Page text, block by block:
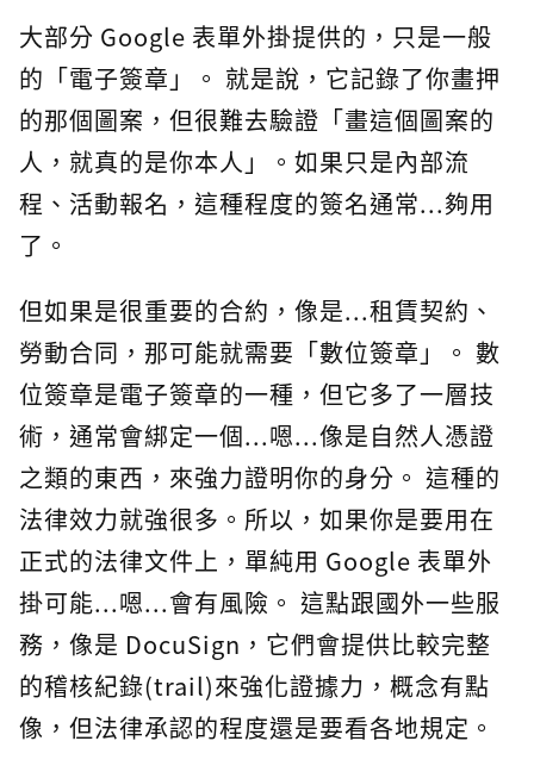
大部分 Google 表單外掛提供的，只是一般
的「電子簽章」。 就是說，它記錄了你畫押
的那個圖案，但很難去驗證「畫這個圖案的
人，就真的是你本人」。如果只是內部流
程、活動報名，這種程度的簽名通常...夠用
了。
但如果是很重要的合約，像是...租賃契約、
勞動合同，那可能就需要「數位簽章」。 數
位簽章是電子簽章的一種，但它多了一層技
術，通常會綁定一個...嗯...像是自然人憑證
之類的東西，來強力證明你的身分。 這種的
法律效力就強很多。所以，如果你是要用在
正式的法律文件上，單純用 Google 表單外
掛可能...嗯...會有風險。 這點跟國外一些服
務，像是 DocuSign，它們會提供比較完整
的稽核紀錄(trail)來強化證據力，概念有點
像，但法律承認的程度還是要看各地規定。